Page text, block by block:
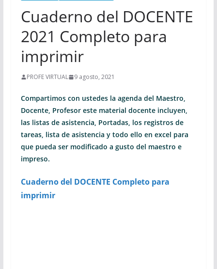
Cuaderno del DOCENTE
2021 Completo para
imprimir
PROFE VIRTUAL 9 agosto, 2021
Compartimos con ustedes la agenda del Maestro,
Docente, Profesor este material docente incluyen,
las listas de asistencia, Portadas, los registros de
tareas, lista de asistencia y todo ello en excel para
que pueda ser modificado a gusto del maestro e
impreso.
Cuaderno del DOCENTE Completo para
imprimir